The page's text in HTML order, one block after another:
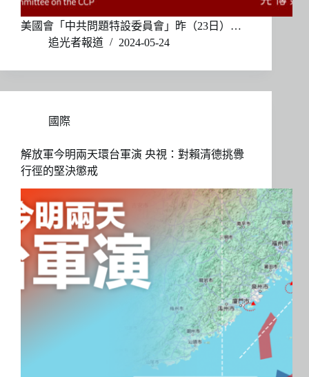
美國會「中共問題特設委員會」昨（23日）…
追光者報道
2024-05-24
國際
解放軍今明兩天環台軍演 央視：對賴清德挑釁
行徑的堅決懲戒